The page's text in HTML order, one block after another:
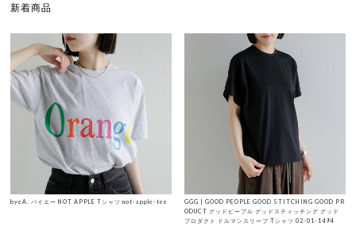
新着商品
byeA. バイエー NOT APPLE Tシャツ not-apple-tee
GGG | GOOD PEOPLE GOOD STITCHING GOOD PR
ODUCT グッドピープル グッドスティッチング グッド
プロダクト ドルマンスリーブ Tシャツ 02-01-1494